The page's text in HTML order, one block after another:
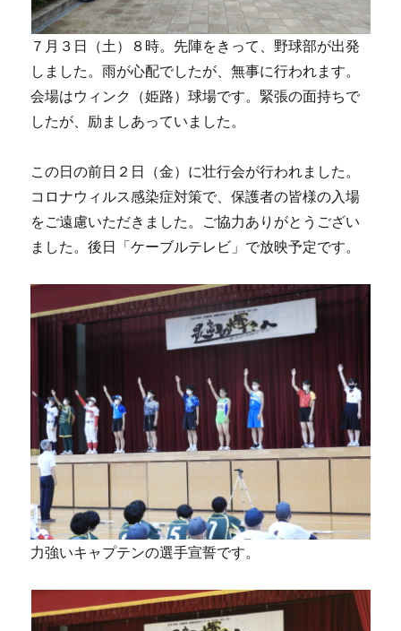
７月３日（土）８時。先陣をきって、野球部が出発
しました。雨が心配でしたが、無事に行われます。
会場はウィンク（姫路）球場です。緊張の面持ちで
したが、励ましあっていました。
この日の前日２日（金）に壮行会が行われました。
コロナウィルス感染症対策で、保護者の皆様の入場
をご遠慮いただきました。ご協力ありがとうござい
ました。後日「ケーブルテレビ」で放映予定です。
力強いキャプテンの選手宣誓です。